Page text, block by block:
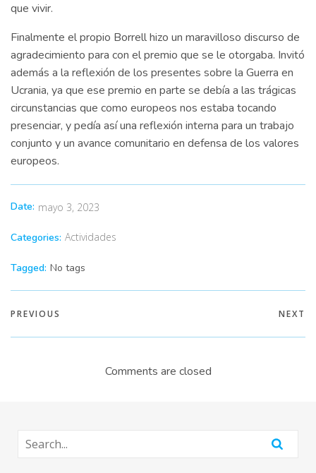
que vivir.
Finalmente el propio Borrell hizo un maravilloso discurso de
agradecimiento para con el premio que se le otorgaba. Invitó
además a la reflexión de los presentes sobre la Guerra en
Ucrania, ya que ese premio en parte se debía a las trágicas
circunstancias que como europeos nos estaba tocando
presenciar, y pedía así una reflexión interna para un trabajo
conjunto y un avance comunitario en defensa de los valores
europeos.
Date: mayo 3, 2023
Categories: Actividades
Tagged: No tags
PREVIOUS NEXT
Comments are closed